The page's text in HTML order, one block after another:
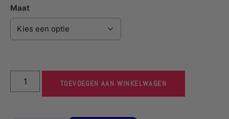
Maat
TOEVOEGEN AAN WINKELWAGEN